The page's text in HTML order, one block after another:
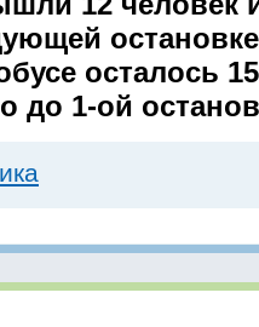
осталось
до 1-ой